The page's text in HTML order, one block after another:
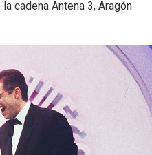
cadena Antena 3, Aragón